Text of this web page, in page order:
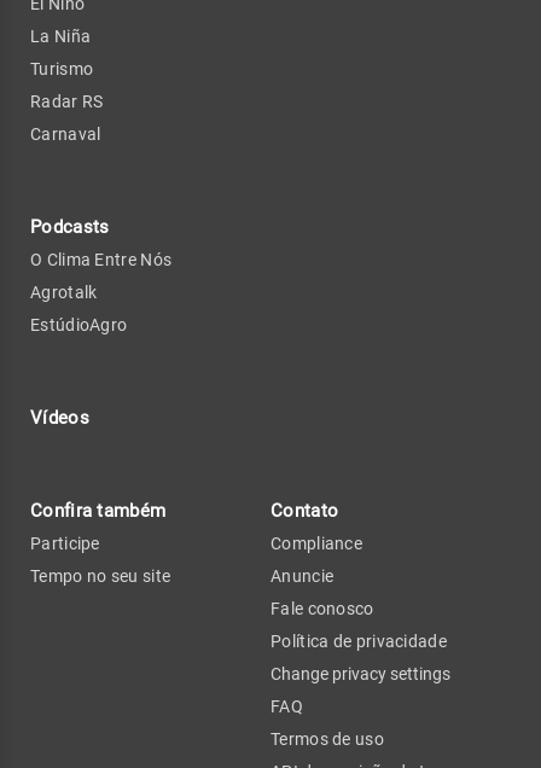
La Niña
Turismo
Radar RS
Carnaval
Podcasts
O Clima Entre Nós
Agrotalk
EstúdioAgro
Vídeos
Confira também
Participe
Tempo no seu site
Contato
Compliance
Anuncie
Fale conosco
Política de privacidade
Change privacy settings
FAQ
Termos de uso